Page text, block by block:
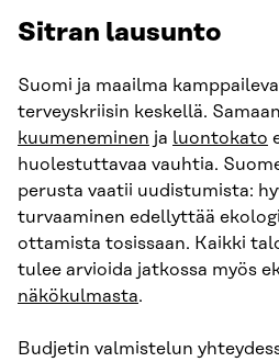
Sitran lausunto
Suomi ja maailma
terveyskriisin keskellä.
kuumeneminen ja luontokato
huolestuttavaa vauhtia.
perusta vaatii uudistumista:
turvaaminen edellyttää
ottamista tosissaan. Kaikki
tulee arvioida jatkossa myös
näkökulmasta.
Budjetin valmistelun